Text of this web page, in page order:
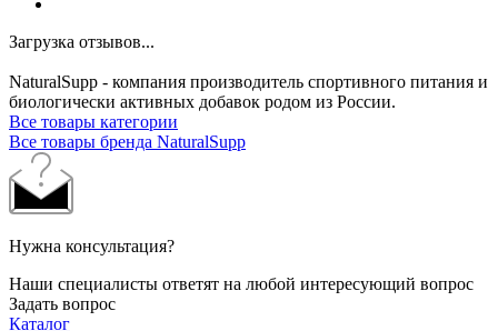
Загрузка отзывов...
NaturalSupp - компания производитель спортивного питания и
биологически активных добавок родом из России.
Все товары категории
Все товары бренда NaturalSupp
Нужна консультация?
Наши специалисты ответят на любой интересующий вопрос
Задать вопрос
Каталог